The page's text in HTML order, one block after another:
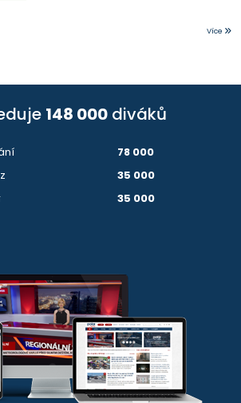
Více
148 000 diváků
78 000
35 000
35 000